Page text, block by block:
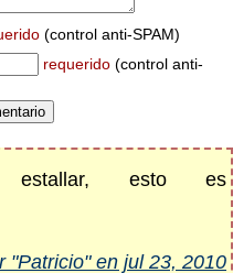
(control anti-SPAM)
requerido (control anti-
esto es
"Patricio" en jul 23, 2010